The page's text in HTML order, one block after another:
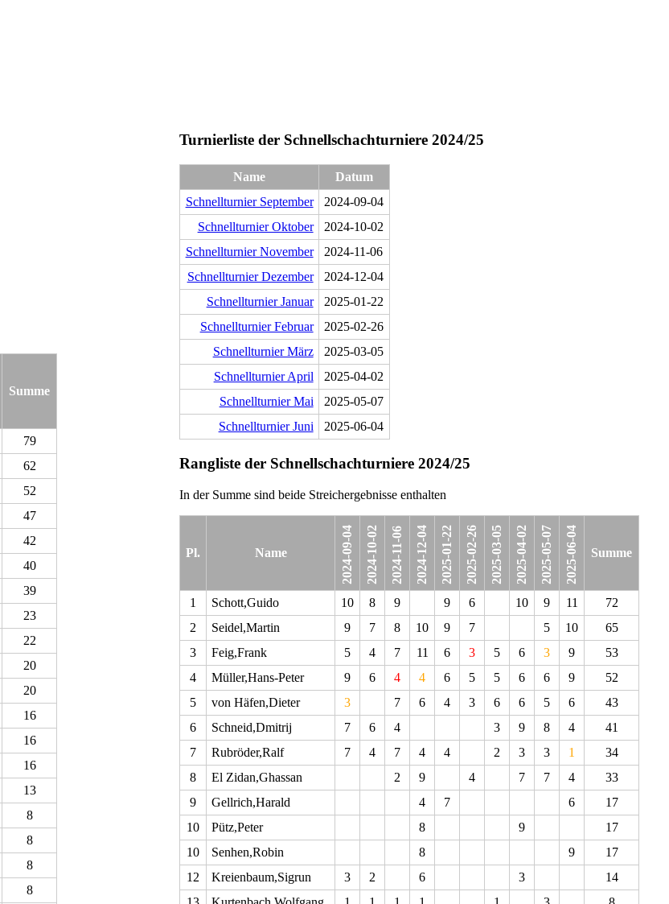
Summe
79
62
52
47
42
40
39
23
22
20
20
16
16
16
13
8
8
8
8
Turnierliste der Schnellschachturniere 2024/25
Name
Datum
Schnellturnier September
2024-09-04
Schnellturnier Oktober
2024-10-02
Schnellturnier November
2024-11-06
Schnellturnier Dezember
2024-12-04
Schnellturnier Januar
2025-01-22
Schnellturnier Februar
2025-02-26
Schnellturnier März
2025-03-05
Schnellturnier April
2025-04-02
Schnellturnier Mai
2025-05-07
Schnellturnier Juni
2025-06-04
Rangliste der Schnellschachturniere 2024/25
In der Summe sind beide Streichergebnisse enthalten
Pl. Name 2024-09-04 2024-10-02 2024-11-06 2024-12-04 2025-01-22 2025-02-26 2025-03-05 2025-04-02 2025-05-07 2025-06-04 Summe
1 Schott,Guido 10 8 9 9 6 10 9 11
72
2
Seidel,Martin 9 7 8 10 9 7 5 10
65
3
Feig,Frank 5 4 7 11 6 3 5 6 3 9
53
4
Müller,Hans-Peter 9 6 4 4 6 5 5 6 6 9
52
5
von Häfen,Dieter 3 7 6 4 3 6 6 5 6
43
6
Schneid,Dmitrij 7 6 4 3 9 8 4
41
7
Rubröder,Ralf 7 4 7 4 4 2 3 3 1
34
8
El Zidan,Ghassan 2 9 4 7 7 4
33
9
Gellrich,Harald 4 7 6
17
10
Pütz,Peter 8 9
17
10
Senhen,Robin 8 9
17
12
Kreienbaum,Sigrun 3 2 6 3
14